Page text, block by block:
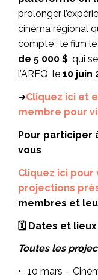
prolonger
cinéma régional
compte : le film
de 5 000 $, qui
l’AREQ, le 10 juin
➔Cliquez ici et
membre pour
Pour participer
vous
Cliquez ici pour
projections
membres et
🗓️ Dates et
Toutes les
10 mars –